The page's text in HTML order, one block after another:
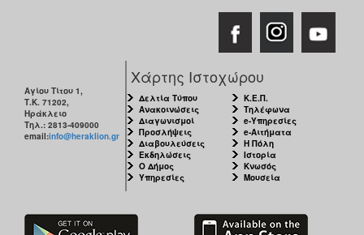
Αγίου Τίτου 1,
Τ.Κ. 71202,
Ηράκλειο
Τηλ.: 2813-409000
email:info@heraklion.gr
Χάρτης Ιστοχώρου
Δελτία Τύπου
Ανακοινώσεις
Διαγωνισμοί
Προσλήψεις
Διαβουλεύσεις
Εκδηλώσεις
Ο Δήμος
Υπηρεσίες
Κ.Ε.Π.
Τηλέφωνα
e-Υπηρεσίες
e-Αιτήματα
Η Πόλη
Ιστορία
Κνωσός
Μουσεία